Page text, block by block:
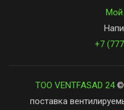
Мой
+7
ТОО VENTFASAD 24©
поставка